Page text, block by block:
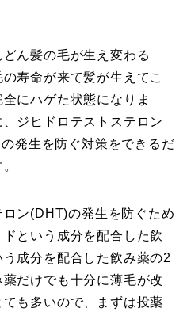
ん髪の毛が生え変わる
寿命が来て髪が生えてこ
にハゲた状態になりま
ジヒドロテストステロン
発生を防ぐ対策をできるだ
ン(DHT)の発生を防ぐため
という成分を配合した飲
成分を配合した飲み薬の2
だけでも十分に薄毛が改
も多いので、まずは投薬